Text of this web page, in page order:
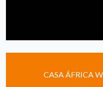
CASA ÁFRICA